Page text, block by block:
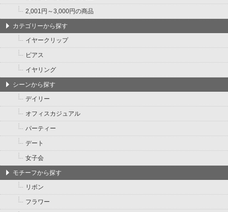
2,001円～3,000円の商品
カテゴリーから探す
イヤークリップ
ピアス
イヤリング
シーンから探す
デイリー
オフィスカジュアル
パーティー
デート
女子会
モチーフから探す
リボン
フラワー